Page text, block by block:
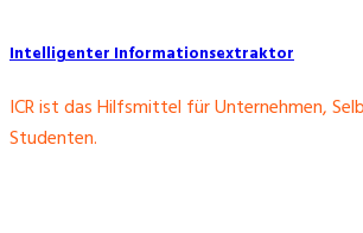
Intelligenter Informationsextraktor
ICR ist das Hilfsmittel für Unternehmen,
Studenten.